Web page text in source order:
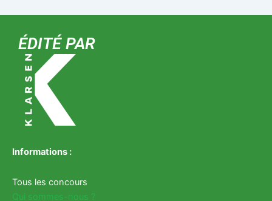
ÉDITÉ PAR
Informations :
Tous les concours
Qui sommes-nous ?